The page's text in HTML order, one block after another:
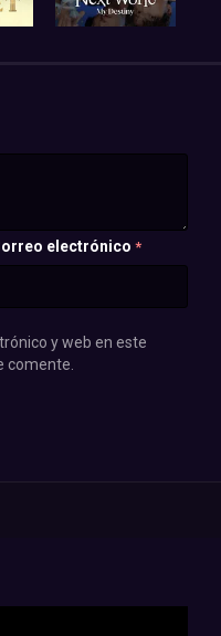
electrónico *
y web en este
comente.